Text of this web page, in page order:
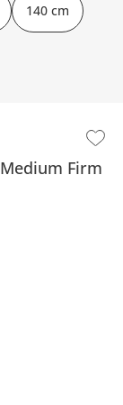
Medium Firm
140 cm